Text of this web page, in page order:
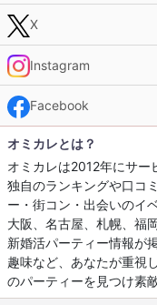
X
Instagram
Facebook
オミカレとは？
オミカレは2012年にサー
独自のランキングや口コ
ー・街コン・出会いのイ
大阪、名古屋、札幌、福
新婚活パーティー情報が
趣味など、あなたが重視
のパーティーを見つけ素